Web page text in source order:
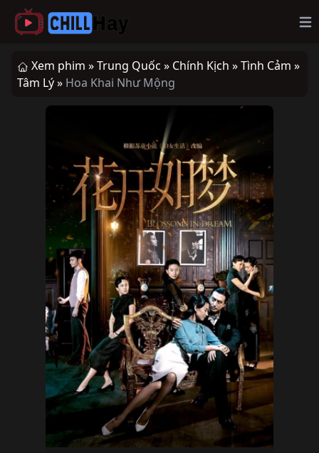
Xem phim »Trung Quốc » Chính Kịch »Tình Cảm »
Tâm Lý » Hoa Khai Như Mộng